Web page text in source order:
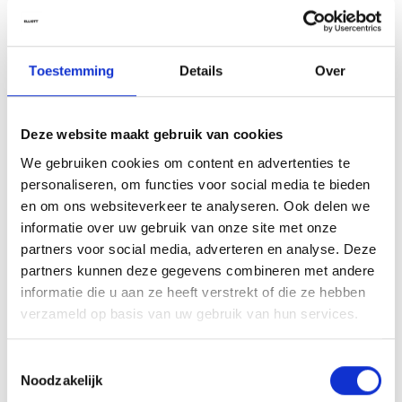
Toestemming Details Over
Deze website maakt gebruik van cookies
We gebruiken cookies om content en advertenties te
personaliseren, om functies voor social media te bieden
en om ons websiteverkeer te analyseren. Ook delen we
informatie over uw gebruik van onze site met onze
partners voor social media, adverteren en analyse. Deze
partners kunnen deze gegevens combineren met andere
informatie die u aan ze heeft verstrekt of die ze hebben
verzameld op basis van uw gebruik van hun services.
Noodzakelijk
om textuur te definiëren en het haar langdurig zacht en handelbaar
Ingrediënten
Aqua (Water, Eau), Glycerin, PVP, Zea Mays (Corn) Starch,
Phenoxyethanol, Acrylates/Steareth-20 Methacrylate Crosspolymer,
Inulin, PEG-40 Hydrogenated Castor Oil, Aminomethyl Propanol,
Aureobasidium Pullulans Ferment Extract, Ethylhexyl Triazone,
Parfum (Fragrance), Panthenol, Ethylhexylglycerin, Geraniol, Linalool,
Sodium Benzoate, Euterpe Oleracea (Açaï) Fruit Extract, Potassium
Sorbate, Sorbic Acid.*